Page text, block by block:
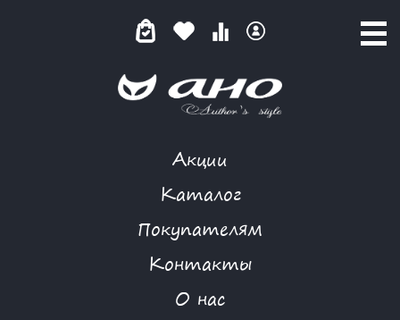
Акции
Каталог
Покупателям
Контакты
О нас
GARDARIKA